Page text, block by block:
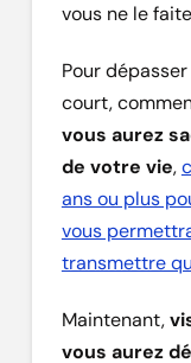
vous ne le
Pour
court,
vous aurez
de votre vie,
ans ou plus
vous
transmettre
Maintenant,
vous aurez